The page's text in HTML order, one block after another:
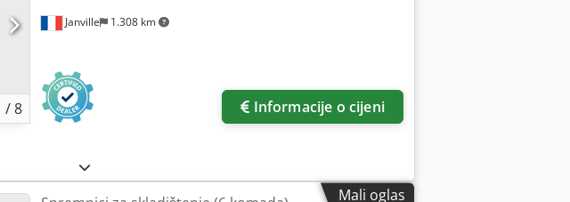
/8
Janville 1.308 km
Informacije o cijeni
Mali oglas